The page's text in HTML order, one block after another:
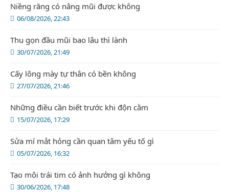
06/08/2026, 22:43
Niềng răng có nâng mũi được không
30/07/2026, 21:49
Thu gọn đầu mũi bao lâu thì lành
27/07/2026, 21:46
Cấy lông mày tự thân có bền không
15/07/2026, 17:29
Những điều cần biết trước khi độn cằm
05/07/2026, 16:32
Sửa mí mắt hỏng cần quan tâm yếu tố gì
30/06/2026, 17:48
Tạo môi trái tim có ảnh hưởng gì không